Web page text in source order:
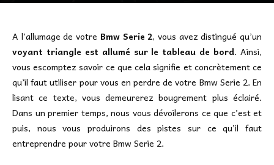
A l’allumage de votre Bmw Serie 2, vous avez distingué qu’un
voyant triangle est allumé sur le tableau de bord. Ainsi,
vous escomptez savoir ce que cela signifie et concrètement ce
qu’il faut utiliser pour vous en perdre de votre Bmw Serie 2. En
lisant ce texte, vous demeurerez bougrement plus éclairé.
Dans un premier temps, nous vous dévoilerons ce que c’est et
puis, nous vous produirons des pistes sur ce qu’il faut
entreprendre pour votre Bmw Serie 2.